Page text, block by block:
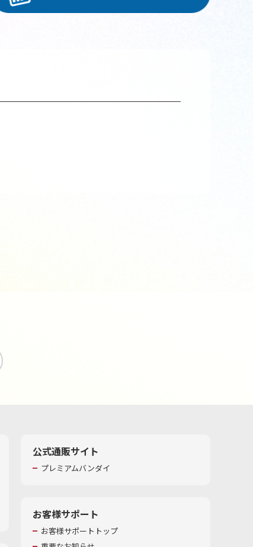
公式通販サイト
プレミアムバンダイ
お客様サポート
お客様サポートトップ